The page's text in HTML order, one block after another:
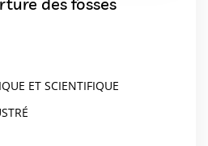
ET SCIENTIFIQUE